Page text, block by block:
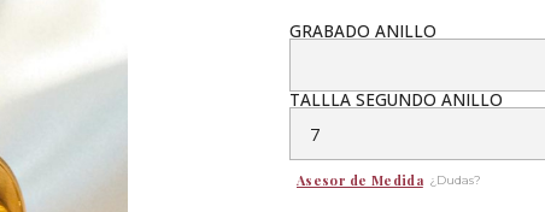
GRABADO ANILLO
TALLLA SEGUNDO ANILLO
Asesor de Medida ¿Dudas?